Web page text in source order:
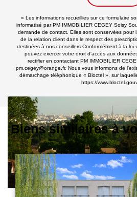
« Les informations recueillies sur ce formulaire
informatisé par PM IMMOBILIER CEGEY Soisy
demande de contact. Elles sont conservées pour
de la relation client dans le respect des
destinées à nos conseillers Conformément à la loi
pouvez exercer votre droit d'accès aux
rectifier en contactant PM IMMOBILIER
pm.cegey@orange.fr. Nous vous informons de
démarchage téléphonique « Bloctel », sur
https://
Biens similaires à